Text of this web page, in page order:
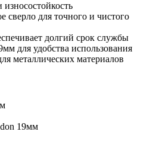
сверло для точного и чистого
долгий срок службы
для удобства использования
металлических материалов
19мм